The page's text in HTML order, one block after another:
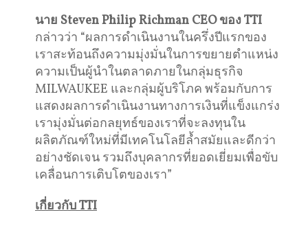
นาย Steven Philip Richman CEOของTTI
กล่าวว่า “ผลการดำเนินงานในครึ่งปีแรกของ
เราสะท้อนถึงความมุ่งมั่นในการขยายตำแหน่ง
ความเป็นผู้นำในตลาดภายในกลุ่มธุรกิจ
MILWAUKEE และกลุ่มผู้บริโภค พร้อมกับการ
แสดงผลการดำเนินงานทางการเงินที่แข็งแกร่ง
เรามุ่งมั่นต่อกลยุทธ์ของเราที่จะลงทุนใน
ผลิตภัณฑ์ใหม่ที่มีเทคโนโลยีล้ำสมัยและดีกว่า
อย่างชัดเจน รวมถึงบุคลากรที่ยอดเยี่ยมเพื่อขับ
เคลื่อนการเติบโตของเรา”
เกี่ยวกับ TTI